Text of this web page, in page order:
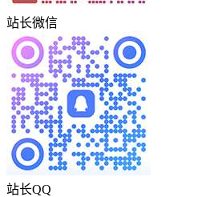
站长微信
站长QQ